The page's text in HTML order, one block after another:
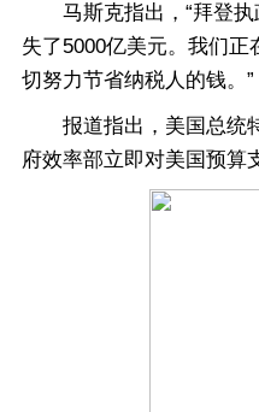
马斯克指出，“拜登执
失了5000亿美元。我们
切努力节省纳税人的钱。”
报道指出，美国总统
府效率部立即对美国预算